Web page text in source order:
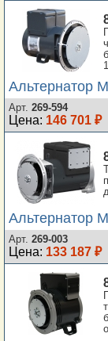
Альтернатор
Арт. 269-594
Цена: 146 701 ₽
Альтернатор
Арт. 269-003
Цена: 133 187 ₽